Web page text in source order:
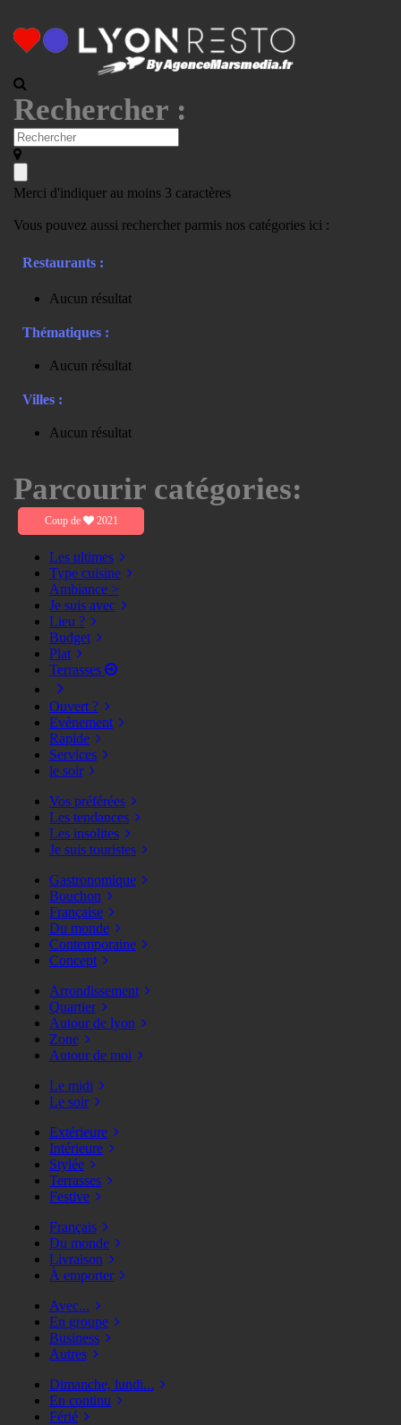
Rechercher :
Merci d'indiquer au moins 3 caractères
Vous pouvez aussi rechercher parmis nos catégories ici :
Restaurants :
Aucun résultat
Thématiques :
Aucun résultat
Villes :
Aucun résultat
Parcourir catégories:
Coup de 2021
Les ultimes
Type cuisine
Ambiance >
Je suis avec
Lieu ?
Budget
Plat
Terrasses
Ouvert ?
Evènement
Rapide
Services
le soir
Vos préférées
Les tendances
Les insolites
Je suis touristes
Gastronomique
Bouchon
Française
Du monde
Contemporaine
Concept
Arrondissement
Quartier
Autour de lyon
Zone
Autour de moi
Le midi
Le soir
Extérieure
Intérieure
Stylée
Terrasses
Festive
Français
Du monde
Livraison
À emporter
Avec...
En groupe
Business
Autres
Dimanche, lundi...
En continu
Férié